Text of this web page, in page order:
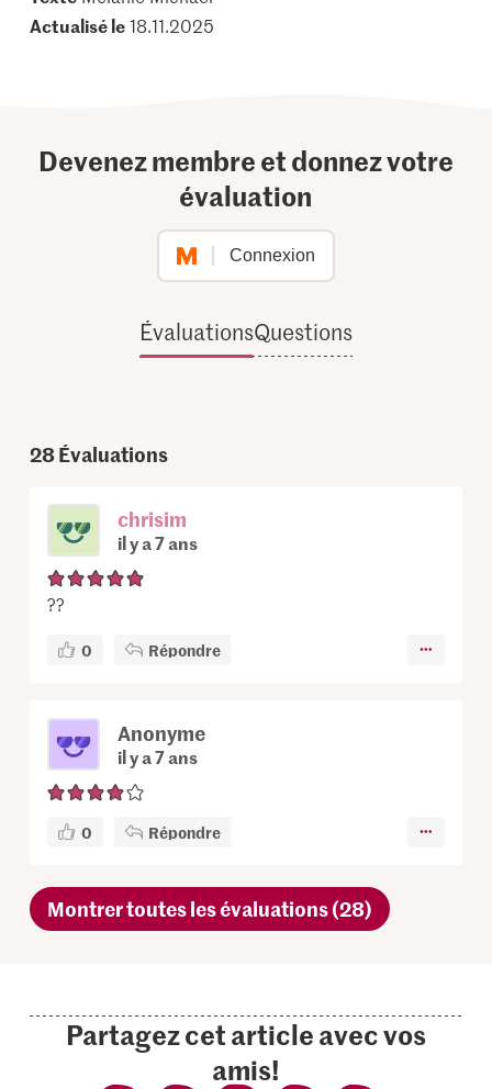
Actualisé le18.11.2025
Devenez membre et donnez votre
évaluation
Connexion
ÉvaluationsQuestions
28Évaluations
chrisim
il y a 7 ans
?️?
0 Répondre
Anonyme
il y a 7 ans
0 Répondre
Montrer toutes les évaluations (28)
Partagez cet article avec vos
amis!